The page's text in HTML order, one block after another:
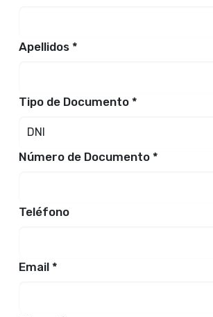
Apellidos *
Tipo de Documento *
Número de Documento *
Teléfono
Email *